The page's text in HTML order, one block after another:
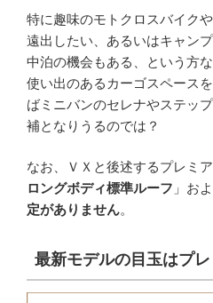
特に趣味のモトクロスバイク
遠出したい、あるいはキャン
中泊の機会もある、という方
使い出のあるカーゴスペース
ばミニバンのセレナやステッ
補となりうるのでは？
なお、ＶＸと後述するプレミ
ロングボディ標準ルーフ 」お
定がありません。
最新モデルの目玉はプレ